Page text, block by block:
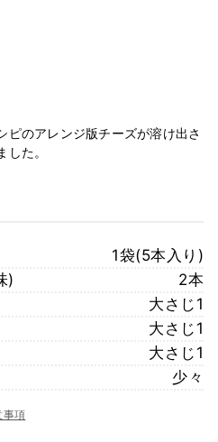
ピのアレンジ版チーズが溶け出さ
た。
1袋(5本入り)
)
2本
大さじ1
大さじ1
大さじ1
少々
事項